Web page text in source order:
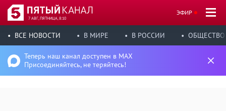
7 АВГ, ПЯТНИЦА, 8:10
ЭФИР
ВСЕ НОВОСТИ В МИРЕ В РОССИИ ОБЩЕСТВО
Теперь наш канал доступен в MAX
Присоединяйтесь, не теряйтесь!